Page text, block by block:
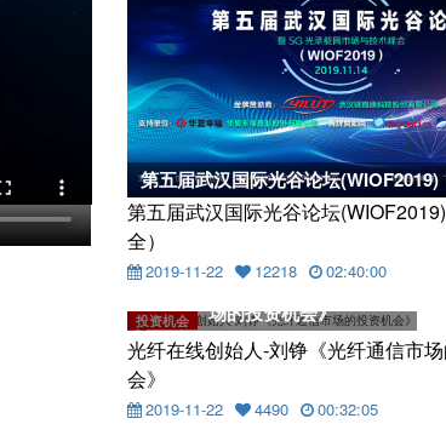
第五届武汉国际光谷论坛(WIOF2019)
第五届武汉国际光谷论坛
全）
2019-11-22 12218 02:40:00
投资机会
光纤在线创始人-刘铮《光纤通信市
场的投资机会》
光纤在线创始人-刘铮《光纤通信市
会》
2019-11-22 4490 00:32:05